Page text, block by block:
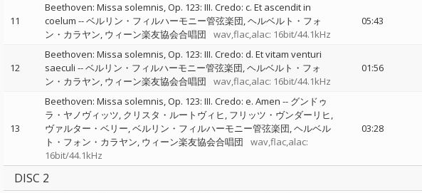
11
Beethoven: Missa solemnis, Op. 123: III. Credo: c. Et ascendit in
coelum --ベルリン・フィルハーモニー管弦楽団 ヘルベルト・フォ
ン・カラヤン ウィーン楽友協会合唱団 wav,flac,alac: 16bit/44.1kHz
05:43
12
Beethoven: Missa solemnis, Op. 123: III. Credo: d. Et vitam venturi
saeculi --ベルリン・フィルハーモニー管弦楽団 ヘルベルト・フォ
ン・カラヤン ウィーン楽友協会合唱団 wav,flac,alac: 16bit/44.1kHz
01:56
13
Beethoven: Missa solemnis, Op. 123: III. Credo: e. Amen -- グンドゥ
ラ・ヤノヴィッツ クリスタ・ルートヴィヒ フリッツ・ヴンダーリヒ
ヴァルター・ベリー ベルリン・フィルハーモニー管弦楽団 ヘルベル
ト・フォン・カラヤン ウィーン楽友協会合唱団
wav,flac,alac:
16bit/44.1kHz
03:28
DISC 2